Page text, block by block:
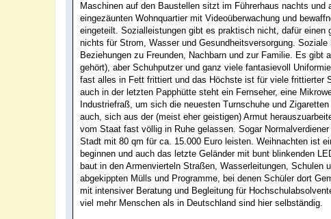
Maschinen auf den Baustellen sitzt im Führerhaus nachts und
eingezäunten Wohnquartier mit Videoüberwachung und
eingeteilt. Sozialleistungen gibt es praktisch nicht, dafür
nichts für Strom, Wasser und Gesundheitsversorgung.
Beziehungen zu Freunden, Nachbarn und zur Familie. Es
gehört), aber Schuhputzer und ganz viele fantasievoll
fast alles in Fett frittiert und das Höchste ist für viele frittierter
auch in der letzten Papphütte steht ein Fernseher, eine
Industriefraß, um sich die neuesten Turnschuhe und
auch, sich aus der (meist eher geistigen) Armut
vom Staat fast völlig in Ruhe gelassen. Sogar
Stadt mit 80 qm für ca. 15.000 Euro leisten. Weihnachten ist
beginnen und auch das letzte Geländer mit bunt blinkenden
baut in den Armenvierteln Straßen, Wasserleitungen,
abgekippten Mülls und Programme, bei denen Schüler dort
mit intensiver Beratung und Begleitung für
viel mehr Menschen als in Deutschland sind hier selbständig.